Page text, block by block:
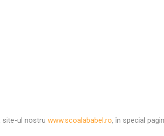
site-ul nostru www.scoalababel.ro, în special